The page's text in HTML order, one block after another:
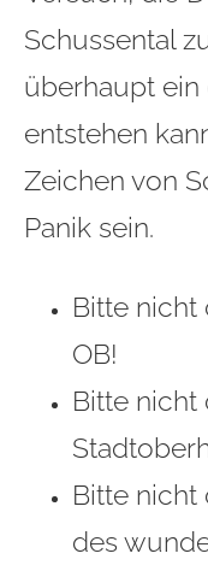
Schussental
überhaupt ein
entstehen
Zeichen von
Panik sein.
Bitte nicht
OB!
Bitte nicht
Bitte nicht
des